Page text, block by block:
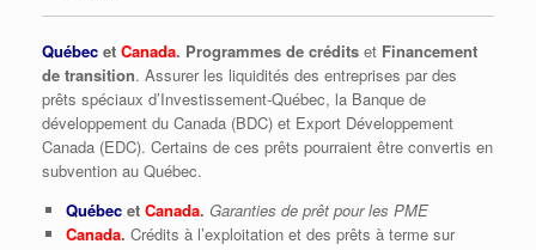
Québec et Canada. Programmes de crédits et Financement
de transition. Assurer les liquidités des entreprises par des
prêts spéciaux d’Investissement-Québec, la Banque de
développement du Canada (BDC) et Export Développement
Canada (EDC). Certains de ces prêts pourraient être convertis en
subvention au Québec.
Québecet Canada. Garanties de prêt pour les PME
Canada. Crédits à l’exploitation et des prêts à terme sur